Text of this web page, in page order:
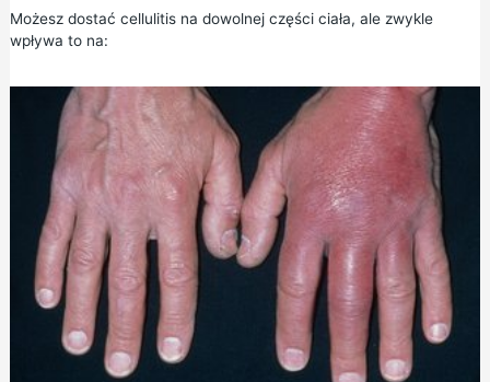
Możesz dostać cellulitis na dowolnej części ciała, ale zwykle
wpływa to na: